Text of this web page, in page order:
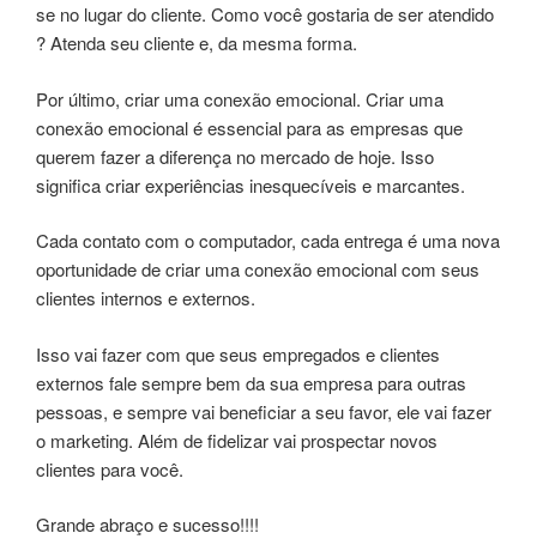
se no lugar do cliente. Como você gostaria de ser atendido
? Atenda seu cliente e, da mesma forma.
Por último, criar uma conexão emocional. Criar uma
conexão emocional é essencial para as empresas que
querem fazer a diferença no mercado de hoje. Isso
significa criar experiências inesquecíveis e marcantes.
Cada contato com o computador, cada entrega é uma nova
oportunidade de criar uma conexão emocional com seus
clientes internos e externos.
Isso vai fazer com que seus empregados e clientes
externos fale sempre bem da sua empresa para outras
pessoas, e sempre vai beneficiar a seu favor, ele vai fazer
o marketing. Além de fidelizar vai prospectar novos
clientes para você.
Grande abraço e sucesso!!!!